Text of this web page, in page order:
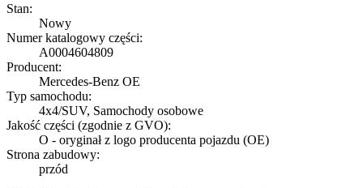
Stan:
Nowy
Numer katalogowy części:
A0004604809
Producent:
Mercedes-Benz OE
Typ samochodu:
4x4/SUV, Samochody osobowe
Jakość części (zgodnie z GVO):
O - oryginał z logo producenta pojazdu (OE)
Strona zabudowy:
przód